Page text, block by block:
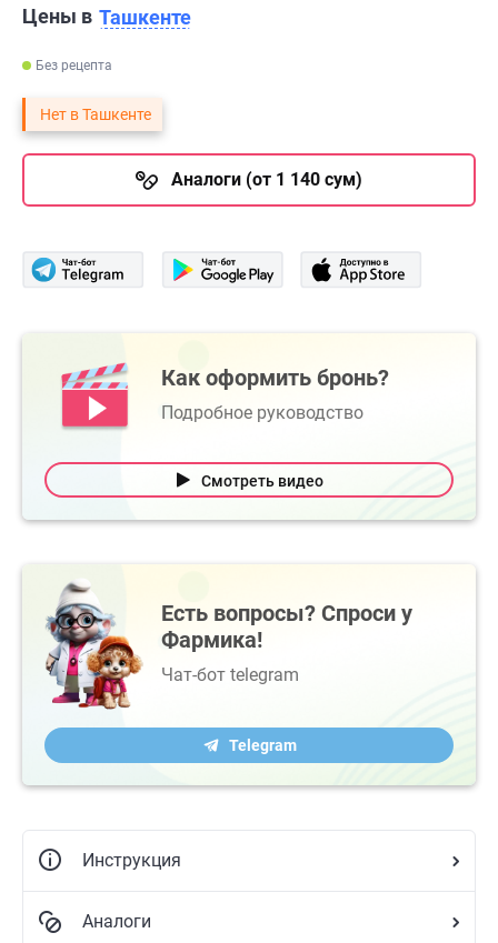
Цены в Ташкенте
Без рецепта
Нет в Ташкенте
Аналоги (от 1 140 сум)
Как оформить бронь?
Подробное руководство
Смотреть видео
Есть вопросы? Спроси у
Фармика!
Чат-бот telegram
Telegram
Инструкция
Аналоги